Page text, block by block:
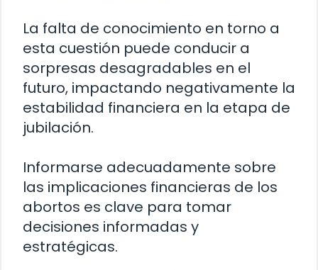
La falta de conocimiento en torno a
esta cuestión puede conducir a
sorpresas desagradables en el
futuro, impactando negativamente la
estabilidad financiera en la etapa de
jubilación.
Informarse adecuadamente sobre
las implicaciones financieras de los
abortos es clave para tomar
decisiones informadas y
estratégicas.